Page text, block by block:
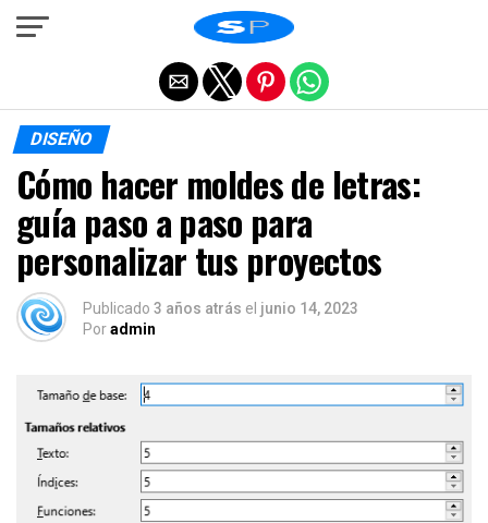
DISEÑO
Cómo hacer moldes de letras:
guía paso a paso para
personalizar tus proyectos
Publicado 3 años atrás el junio 14, 2023
Poradmin
Salir de la versión móvil